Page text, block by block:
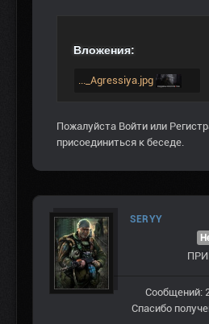
Вложения:
..._Agressiya.jpg
Пожалуйста Войти или
присоединиться к беседе.
SERYY
Сообщений:
Спасибо